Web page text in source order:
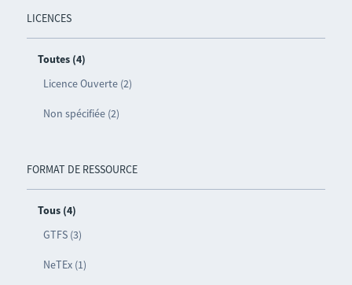
LICENCES
Toutes (4)
Licence Ouverte (2)
Non spécifiée (2)
FORMAT DE RESSOURCE
Tous (4)
GTFS (3)
NeTEx (1)